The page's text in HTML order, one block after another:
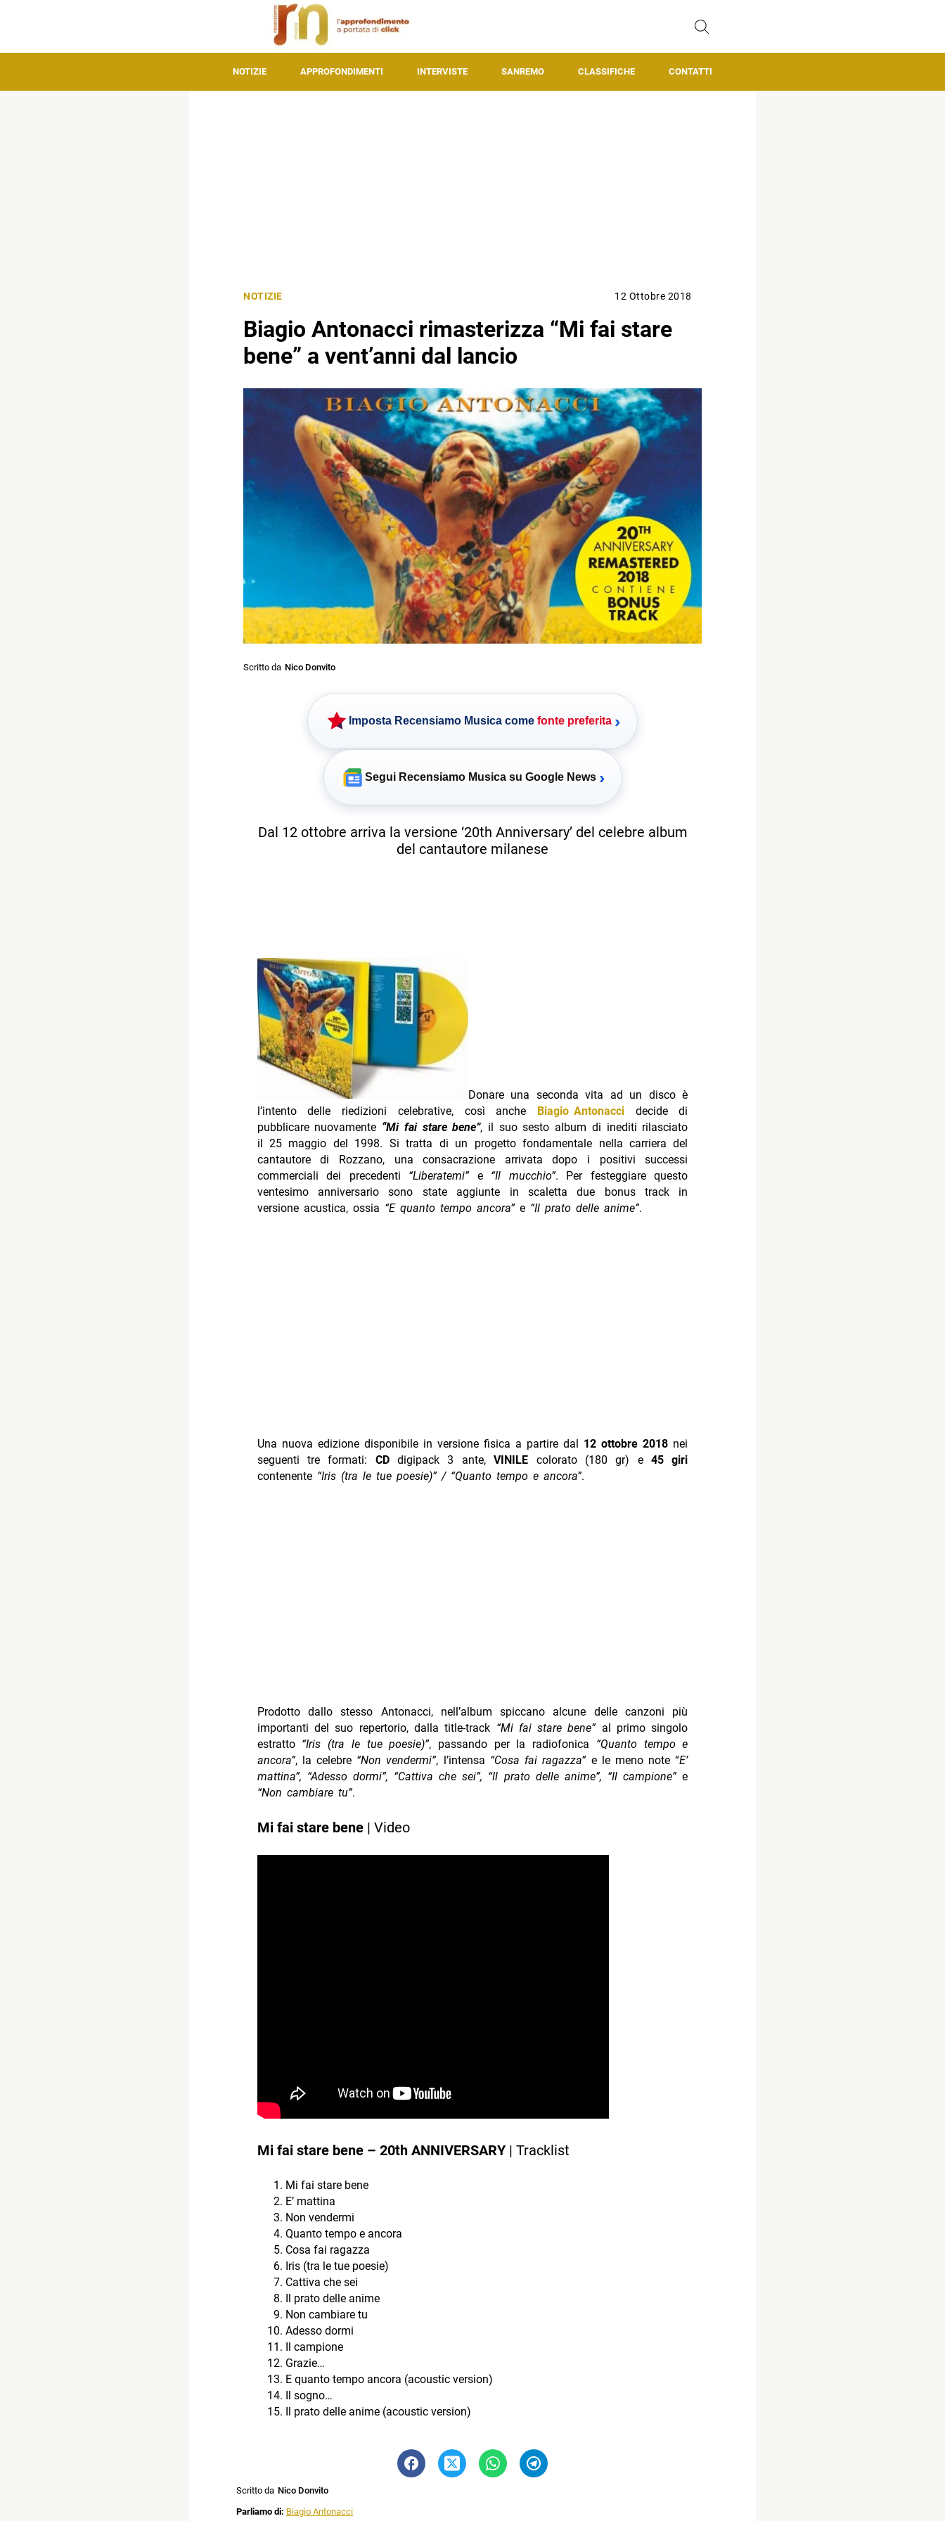
NOTIZIE APPROFONDIMENTI INTERVISTE SANREMO CLASSIFICHE CONTATTI
NOTIZIE 12 Ottobre 2018
Biagio Antonacci rimasterizza “Mi fai stare
bene” a vent’anni dal lancio
Scritto da Nico Donvito
Imposta Recensiamo Musica come fonte preferita ›
Segui Recensiamo Musica su Google News ›
Dal 12 ottobre arriva la versione ‘20th Anniversary’ del celebre album
del cantautore milanese
Donare una seconda vita ad un disco è
l’intento delle riedizioni celebrative, così anche Biagio Antonaccidecide di
pubblicare nuovamente “Mi fai stare bene”, il suo sesto album di inediti rilasciato
il 25 maggio del 1998. Si tratta di un progetto fondamentale nella carriera del
cantautore di Rozzano, una consacrazione arrivata dopo i positivi successi
commerciali dei precedenti “Liberatemi”e “Il mucchio”. Per festeggiare questo
ventesimo anniversario sono state aggiunte in scaletta due bonus track in
versione acustica, ossia “E quanto tempo ancora”e “Il prato delle anime”.
Una nuova edizione disponibile in versione fisica a partire dal 12 ottobre 2018 nei
seguenti tre formati: CDdigipack 3 ante,VINILE colorato (180 gr) e45 giri
contenente“Iris (tra le tue poesie)” / “Quanto tempo e ancora”.
Prodotto dallo stesso Antonacci, nell’album spiccano alcune delle canzoni più
importanti del suo repertorio, dalla title-track “Mi fai stare bene”al primo singolo
estratto “Iris (tra le tue poesie)”, passando per la radiofonica “Quanto tempo e
ancora”, la celebre “Non vendermi”, l’intensa “Cosa fai ragazza”e le meno note “E’
mattina”, “Adesso dormi”, “Cattiva che sei”, “Il prato delle anime”, “Il campione”e
“Non cambiare tu”.
Mi fai stare bene| Video
Mi fai stare bene – 20th ANNIVERSARY| Tracklist
Mi fai stare bene
E’ mattina
Non vendermi
Quanto tempo e ancora
Cosa fai ragazza
Iris (tra le tue poesie)
Cattiva che sei
Il prato delle anime
Non cambiare tu
Adesso dormi
Il campione
Grazie…
E quanto tempo ancora (acoustic version)
Il sogno…
Il prato delle anime (acoustic version)
Scritto da Nico Donvito
Parliamo di: Biagio Antonacci